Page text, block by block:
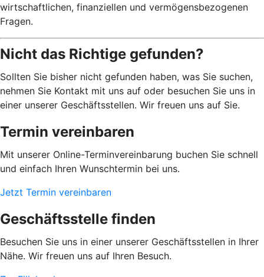
wirtschaftlichen, finanziellen und vermögensbezogenen
Fragen.
Nicht das Richtige gefunden?
Sollten Sie bisher nicht gefunden haben, was Sie suchen,
nehmen Sie Kontakt mit uns auf oder besuchen Sie uns in
einer unserer Geschäftsstellen. Wir freuen uns auf Sie.
Termin vereinbaren
Mit unserer Online-Terminvereinbarung buchen Sie schnell
und einfach Ihren Wunschtermin bei uns.
Jetzt Termin vereinbaren
Geschäftsstelle finden
Besuchen Sie uns in einer unserer Geschäftsstellen in Ihrer
Nähe. Wir freuen uns auf Ihren Besuch.